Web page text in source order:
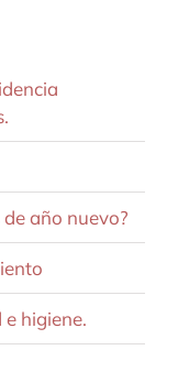
año nuevo?
higiene.